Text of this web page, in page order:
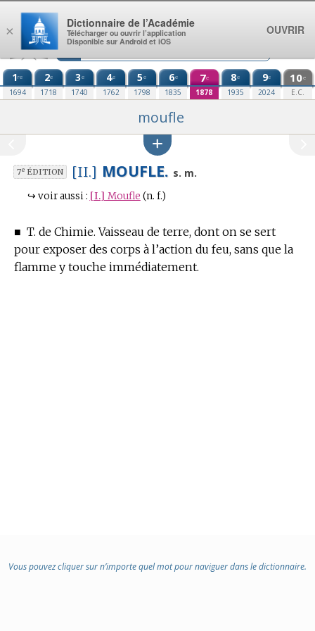
Aller au contenu
1re
1694
2e
1718
3e
1740
4e
1762
5e
1798
6e
1835
7e
1878
8e
1935
9e
2024
10e
E.C.
moufle
7eÉDITION [II.] MOUFLE. s. m.
↪ voir aussi : [I.] Moufle (n. f.)
■ T. de Chimie. Vaisseau de terre, dont on se sert
pour exposer des corps à l’action du feu, sans que la
flamme y touche immédiatement.
Vous pouvez cliquer sur n’importe quel mot pour naviguer dans le dictionnaire.
×
Dictionnaire de l’Académie
Télécharger ou ouvrir l’application
Disponible sur Android et iOS
OUVRIR